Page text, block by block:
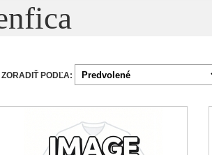
ZORADIŤ PODĽA: